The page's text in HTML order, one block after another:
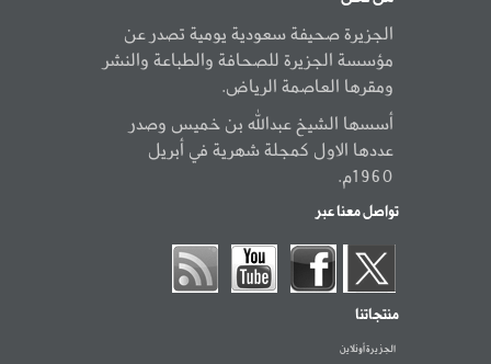
الجزيرة صحيفة سعودية يومية تصدر عن
مؤسسة الجزيرة للصحافة والطباعة والنشر
ومقرها العاصمة الرياض.
أسسها الشيخ عبدالله بن خميس وصدر
عددها الاول كمجلة شهرية في أبريل
1960م.
تواصل معنا عبر
منتجاتنا
الجزيرة أونلاين